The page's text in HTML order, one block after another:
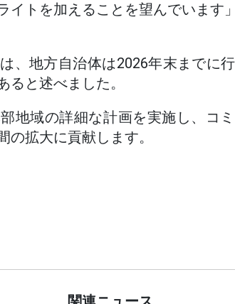
イトを加えることを望んでいます
、地方自治体は2026年末までに
ると述べました。
地域の詳細な計画を実施し、コ
の拡大に貢献します。